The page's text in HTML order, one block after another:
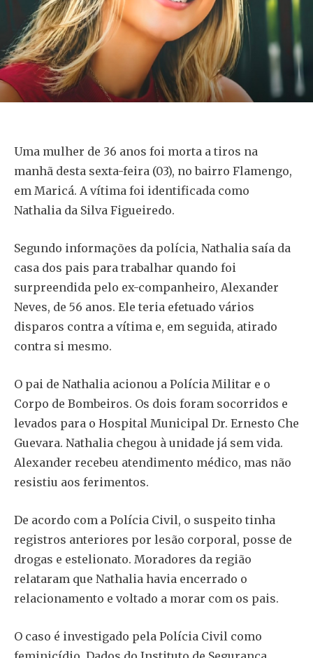
Uma mulher de 36 anos foi morta a tiros na
manhã desta sexta-feira (03), no bairro Flamengo,
em Maricá. A vítima foi identificada como
Nathalia da Silva Figueiredo.
Segundo informações da polícia, Nathalia saía da
casa dos pais para trabalhar quando foi
surpreendida pelo ex-companheiro, Alexander
Neves, de 56 anos. Ele teria efetuado vários
disparos contra a vítima e, em seguida, atirado
contra si mesmo.
O pai de Nathalia acionou a Polícia Militar e o
Corpo de Bombeiros. Os dois foram socorridos e
levados para o Hospital Municipal Dr. Ernesto Che
Guevara. Nathalia chegou à unidade já sem vida.
Alexander recebeu atendimento médico, mas não
resistiu aos ferimentos.
De acordo com a Polícia Civil, o suspeito tinha
registros anteriores por lesão corporal, posse de
drogas e estelionato. Moradores da região
relataram que Nathalia havia encerrado o
relacionamento e voltado a morar com os pais.
O caso é investigado pela Polícia Civil como